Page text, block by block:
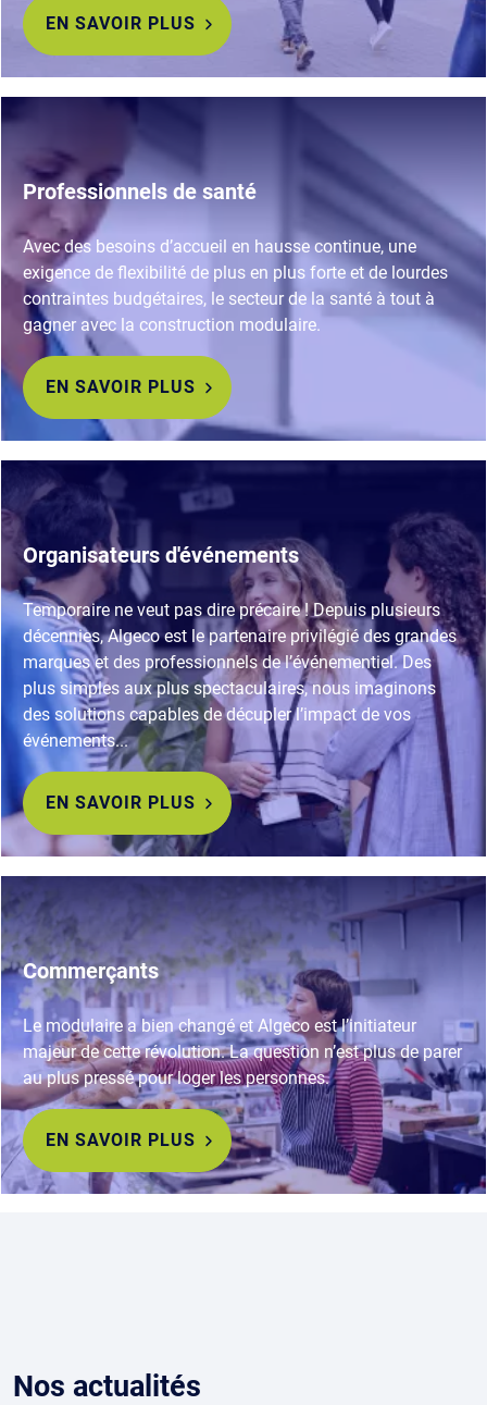
EN SAVOIR PLUS
Professionnels de santé
Avec des besoins d’accueil en hausse continue, une
exigence de flexibilité de plus en plus forte et de lourdes
contraintes budgétaires, le secteur de la santé à tout à
gagner avec la construction modulaire.
EN SAVOIR PLUS
Organisateurs d'événements
Temporaire ne veut pas dire précaire ! Depuis plusieurs
décennies, Algeco est le partenaire privilégié des grandes
marques et des professionnels de l’événementiel. Des
plus simples aux plus spectaculaires, nous imaginons
des solutions capables de décupler l’impact de vos
événements...
EN SAVOIR PLUS
Commerçants
Le modulaire a bien changé et Algeco est l’initiateur
majeur de cette révolution. La question n’est plus de parer
au plus pressé pour loger les personnes.
EN SAVOIR PLUS
Nos actualités